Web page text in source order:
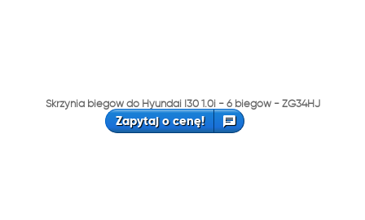
Skrzynia biegów do Hyundai I30 1.0i - 6 biegów - ZG34HJ
Zapytaj o cenę!